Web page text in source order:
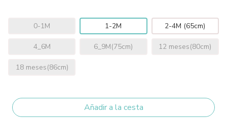
0-1M 1-2M 2-4M (65cm)
4_6M 6_9M(75cm) 12 meses(80cm)
18 meses(86cm)